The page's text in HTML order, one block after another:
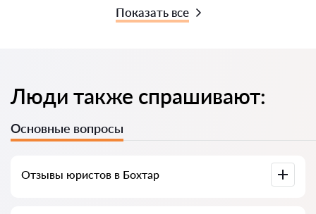
Показать все
Люди также спрашивают:
Основные вопросы
Отзывы юристов в Бохтар